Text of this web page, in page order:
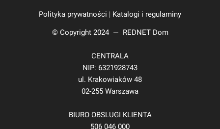
Polityka prywatności | Katalogi i regulaminy
© Copyright 2024 — REDNET Dom
CENTRALA
NIP: 6321928743
ul. Krakowiaków 48
02-255 Warszawa
BIURO OBSLUGI KLIENTA
506 046 000